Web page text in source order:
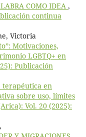
COMO IDEA ,
continua
Victoria
Motivaciones,
LGBTQ+ en
Publicación
en
sobre uso, límites
Vol. 20 (2025):